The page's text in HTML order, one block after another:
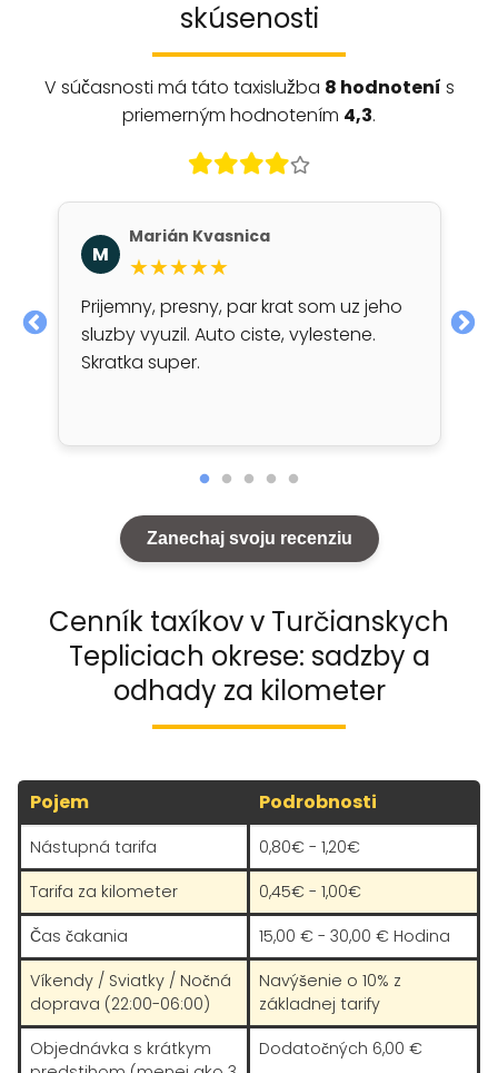
skúsenosti
V súčasnosti má táto taxislužba 8 hodnotení s
priemerným hodnotením 4,3.
M
Marián Kvasnica
★★★★★
Prijemny, presny, par krat som uz jeho
sluzby vyuzil. Auto ciste, vylestene.
Skratka super.
Zanechaj svoju recenziu
Cenník taxíkov v Turčianskych
Tepliciach okrese: sadzby a
odhady za kilometer
Pojem Podrobnosti
Nástupná tarifa
0,80€ - 1,20€
Tarifa za kilometer
0,45€ - 1,00€
Čas čakania
15,00 € - 30,00 € Hodina
Víkendy / Sviatky / Nočná
doprava (22:00-06:00)
Navýšenie o 10% z
základnej tarify
Objednávka s krátkym
Dodatočných 6,00 €